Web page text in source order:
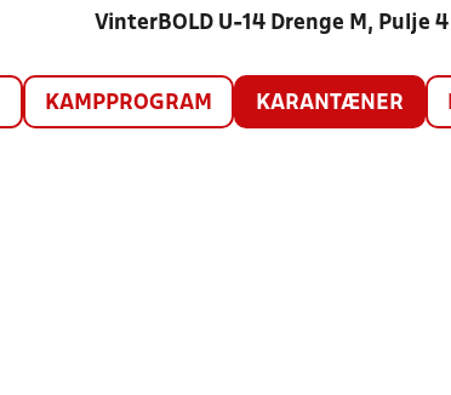
VinterBOLD U-14 Drenge M, Pulje 4
KAMPPROGRAM KARANTÆNER